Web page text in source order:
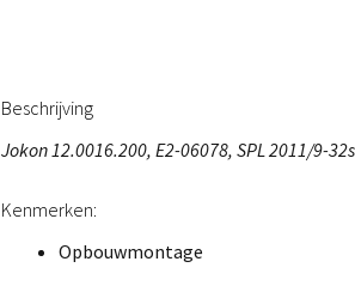
Beschrijving
Jokon 12.0016.200, E2-06078, SPL 2011/9-32s
Kenmerken:
Opbouwmontage